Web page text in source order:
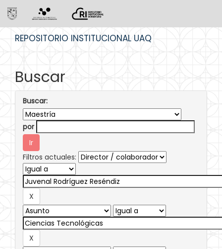
REPOSITORIO INSTITUCIONAL UAQ
Buscar
Buscar:
por
Filtros actuales: